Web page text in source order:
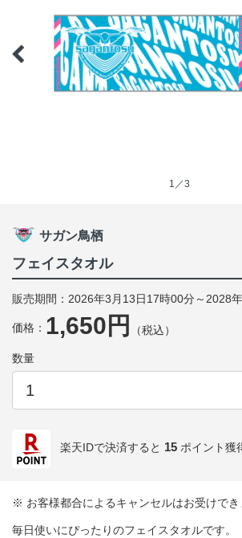
1／3
サガン鳥栖
フェイスタオル
販売期間：2026年3月13日17時00分～2028
価格： 1,650円 （税込）
数量
楽天IDで決済すると 15 ポイント獲
※ お客様都合によるキャンセルはお受けでき
毎日使いにぴったりのフェイスタオルです。